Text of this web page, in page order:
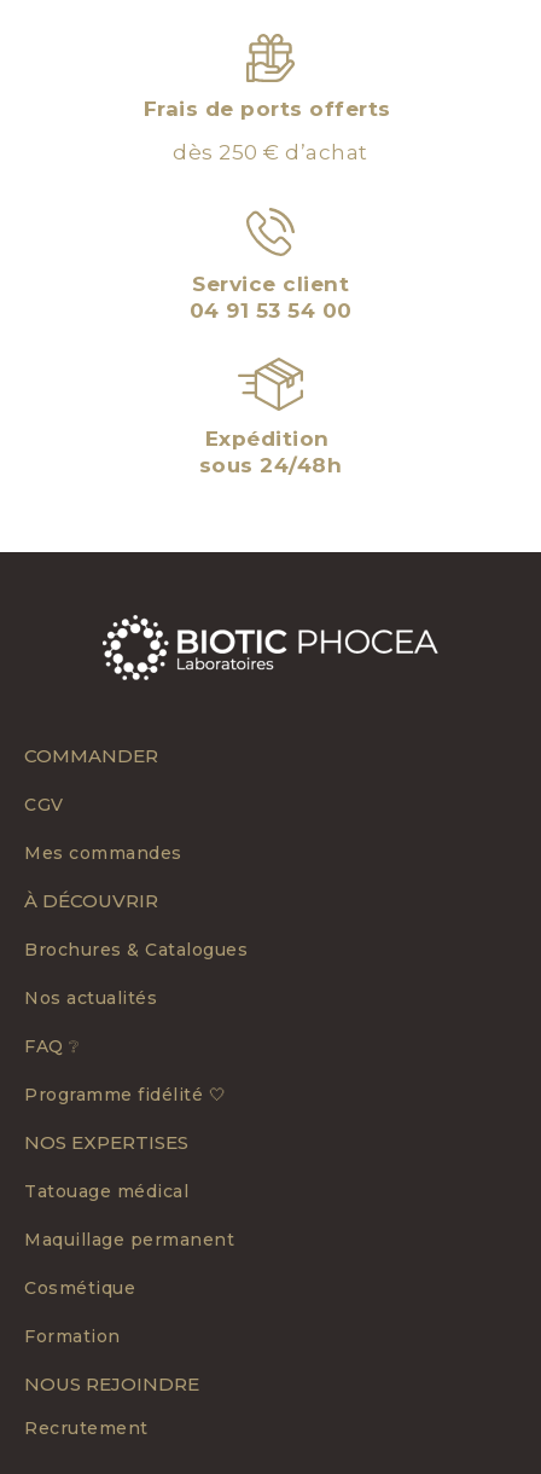
Frais de ports offerts
dès 250 € d’achat
Service client
04 91 53 54 00
Expédition
sous 24/48h
COMMANDER
CGV
Mes commandes
À DÉCOUVRIR
Brochures & Catalogues
Nos actualités
FAQ ❔
Programme fidélité 🤍
NOS EXPERTISES
Tatouage médical
Maquillage permanent
Cosmétique
Formation
NOUS REJOINDRE
Recrutement